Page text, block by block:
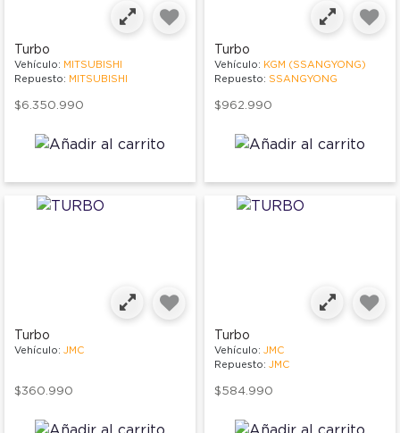
Turbo
Vehículo: MITSUBISHI
Repuesto: MITSUBISHI
$6.350.990
Turbo
Vehículo: KGM (SSANGYONG)
Repuesto: SSANGYONG
$962.990
Turbo
Vehículo: JMC
$360.990
Turbo
Vehículo: JMC
Repuesto: JMC
$584.990